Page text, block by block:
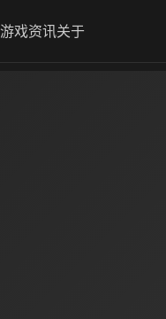
游戏资讯关于